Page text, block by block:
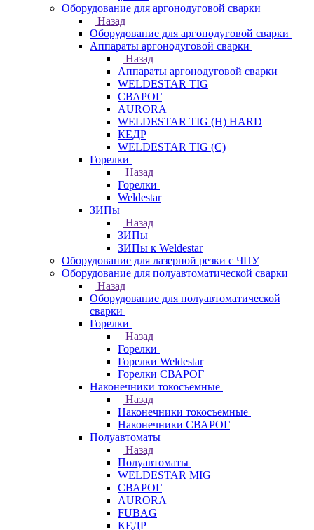
Оборудование для аргонодуговой сварки
Назад
Оборудование для аргонодуговой сварки
Аппараты аргонодуговой сварки
Назад
Аппараты аргонодуговой сварки
WELDESTAR TIG
СВАРОГ
AURORA
WELDESTAR TIG (H) HARD
КЕДР
WELDESTAR TIG (С)
Горелки
Назад
Горелки
Weldestar
ЗИПы
Назад
ЗИПы
ЗИПы к Weldestar
Оборудование для лазерной резки с ЧПУ
Оборудование для полуавтоматической сварки
Назад
Оборудование для полуавтоматической
сварки
Горелки
Назад
Горелки
Горелки Weldestar
Горелки СВАРОГ
Наконечники токосъемные
Назад
Наконечники токосъемные
Наконечники СВАРОГ
Полуавтоматы
Назад
Полуавтоматы
WELDESTAR MIG
СВАРОГ
AURORA
FUBAG
КЕДР